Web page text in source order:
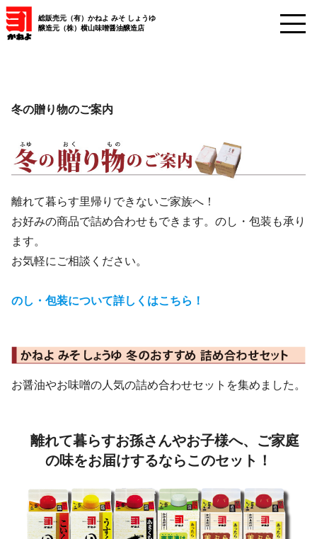
総販売元（有）かねよ みそ しょうゆ
醸造元（株）横山味噌醤油醸造店
冬の贈り物のご案内
離れて暮らす里帰りできないご家族へ！
お好みの商品で詰め合わせもできます。のし・包装も承り
ます。
お気軽にご相談ください。
のし・包装について詳しくはこちら！
お醤油やお味噌の人気の詰め合わせセットを集めました。
離れて暮らすお孫さんやお子様へ、ご家庭
の味をお届けするならこのセット！